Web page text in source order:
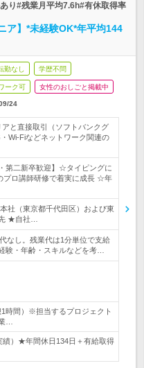
り#残業月平均7.6h#有休取得率
ア】*未経験OK*年平均144
勤なし 学歴不問
ーク可 女性のおしごと掲載中
24
アと直接取引（ソフトバンクグ
Wi-Fiなどネットワーク関連の
第二新卒歓迎】☆タイピングに
プロ講師研修で着実に成長 ☆年
社（東京都千代田区）および東
★自社…
なし。残業代は1分単位で支給
験・年齢・スキルなどを考…
時間）※担当するプロジェクト
…
）★年間休日134日＋有給取得